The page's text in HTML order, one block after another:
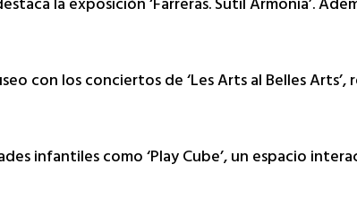
con los conciertos de ‘Les Arts al Belles
infantiles como ‘Play Cube’, un espacio